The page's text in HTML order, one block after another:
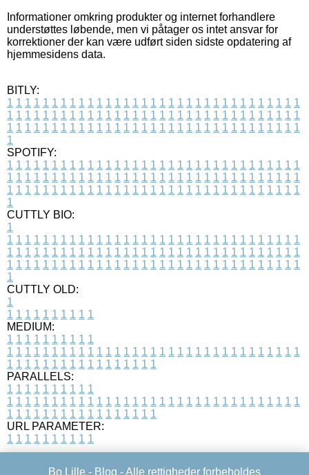
Informationer omkring produkter og internet forhandlere
understøttes løbende, men vi påtager os intet ansvar for
korrektioner der kan være udført siden sidste opdatering af
hjemmesidens data.
BITLY:
1 1 1 1 1 1 1 1 1 1 1 1 1 1 1 1 1 1 1 1 1 1 1 1 1 1 1 1 1 1 1 1 1
1 1 1 1 1 1 1 1 1 1 1 1 1 1 1 1 1 1 1 1 1 1 1 1 1 1 1 1 1 1 1 1 1
1 1 1 1 1 1 1 1 1 1 1 1 1 1 1 1 1 1 1 1 1 1 1 1 1 1 1 1 1 1 1 1 1
1
SPOTIFY:
1 1 1 1 1 1 1 1 1 1 1 1 1 1 1 1 1 1 1 1 1 1 1 1 1 1 1 1 1 1 1 1 1
1 1 1 1 1 1 1 1 1 1 1 1 1 1 1 1 1 1 1 1 1 1 1 1 1 1 1 1 1 1 1 1 1
1 1 1 1 1 1 1 1 1 1 1 1 1 1 1 1 1 1 1 1 1 1 1 1 1 1 1 1 1 1 1 1 1
1
CUTTLY BIO:
1
1 1 1 1 1 1 1 1 1 1 1 1 1 1 1 1 1 1 1 1 1 1 1 1 1 1 1 1 1 1 1 1 1
1 1 1 1 1 1 1 1 1 1 1 1 1 1 1 1 1 1 1 1 1 1 1 1 1 1 1 1 1 1 1 1 1
1 1 1 1 1 1 1 1 1 1 1 1 1 1 1 1 1 1 1 1 1 1 1 1 1 1 1 1 1 1 1 1 1
1
CUTTLY OLD:
1
1 1 1 1 1 1 1 1 1 1
MEDIUM:
1 1 1 1 1 1 1 1 1 1
1 1 1 1 1 1 1 1 1 1 1 1 1 1 1 1 1 1 1 1 1 1 1 1 1 1 1 1 1 1 1 1 1
1 1 1 1 1 1 1 1 1 1 1 1 1 1 1 1 1
PARALLELS:
1 1 1 1 1 1 1 1 1 1
1 1 1 1 1 1 1 1 1 1 1 1 1 1 1 1 1 1 1 1 1 1 1 1 1 1 1 1 1 1 1 1 1
1 1 1 1 1 1 1 1 1 1 1 1 1 1 1 1 1
URL PARAMETER:
1 1 1 1 1 1 1 1 1 1
Bo Lille - Blog - Alle rettigheder forbeholdes